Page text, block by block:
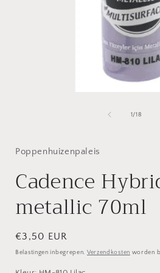
1/van
18
Poppenhuizenpaleis
Cadence
metallic 70ml
Normale
prijs
€3,50 EUR
Belastingen inbegrepen. Verzendkosten worden